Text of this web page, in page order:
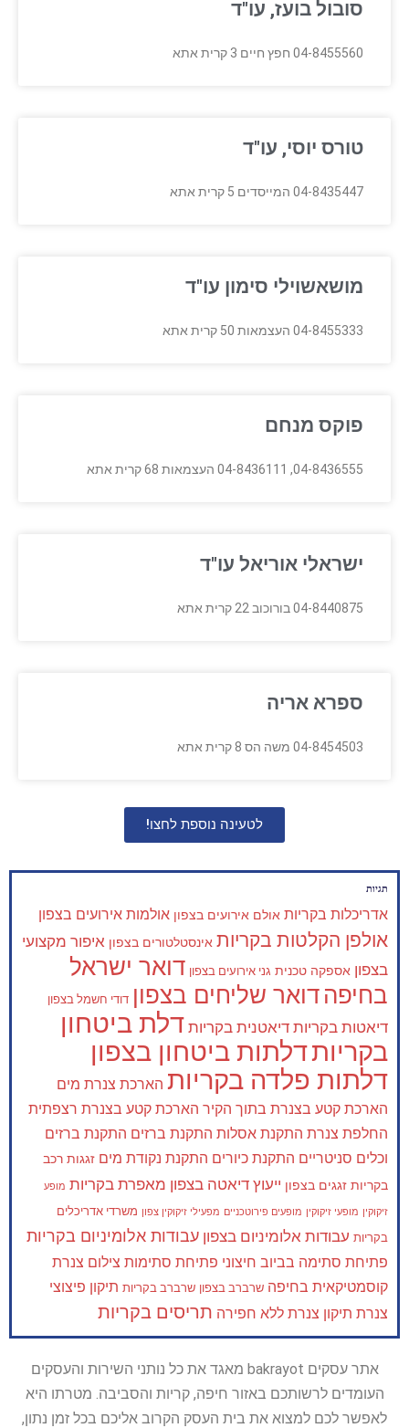
סובול בועז, עו"ד
04-8455560 חפץ חיים 3 קרית אתא
טורס יוסי, עו"ד
04-8435447 המייסדים 5 קרית אתא
מושאשוילי סימון עו"ד
04-8455333 העצמאות 50 קרית אתא
פוקס מנחם
04-8436555, 04-8436111 העצמאות 68 קרית אתא
ישראלי אוריאל עו"ד
04-8440875 בורוכוב 22 קרית אתא
ספרא אריה
04-8454503 משה הס 8 קרית אתא
לטעינה נוספת לחצו!
תגיות
אדריכלות בקריות אולם אירועים בצפון אולמות אירועים בצפון
אולפן הקלטות בקריות אינסטלטורים בצפון איפור מקצועי
בצפון אספקה טכנית גני אירועים בצפון דואר ישראל
בחיפה דואר שליחים בצפון דודי חשמל בצפון
דיאטות בקריות דיאטנית בקריות דלת ביטחון
בקריותדלתות ביטחון בצפון
דלתות פלדה בקריות הארכת צנרת מים
הארכת קטע בצנרת בתוך הקיר הארכת קטע בצנרת רצפתית
החלפת צנרת התקנת אסלות התקנת ברזים התקנת ברזים
וכלים סניטריים התקנת כיורים התקנת נקודת מים זגגות רכב
בקריות זגגים בצפון ייעוץ דיאטה בצפון מאפרת בקריות מופע
זיקוקין מופעי זיקוקין מופעים פירוטכניים מפעילי זיקוקין צפון משרדי אדריכלים
בקריות עבודות אלומיניום בצפון עבודות אלומיניום בקריות
פתיחת סתימה בביוב חיצוני פתיחת סתימות צילום צנרת
קוסמטיקאית בחיפה שרברב בצפון שרברב בקריות תיקון פיצוצי
צנרת תיקון צנרת ללא חפירה תריסים בקריות
אתר עסקים bakrayot מאגד את כל נותני השירות והעסקים
העומדים לרשותכם באזור חיפה, קריות והסביבה. מטרתו היא
לאפשר לכם למצוא את בית העסק הקרוב אליכם בכל זמן נתון,